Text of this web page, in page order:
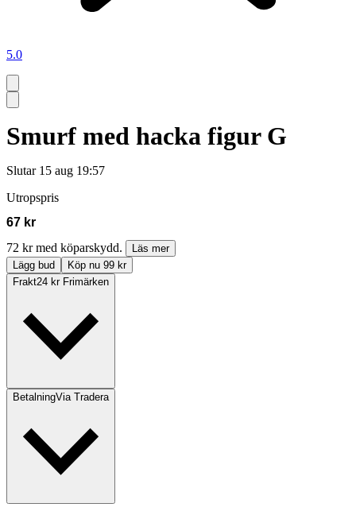
5.0
Smurf med hacka figur G
Slutar 15 aug 19:57
Utropspris
67 kr
72 kr med köparskydd.
Läs mer
Lägg bud
Köp nu 99 kr
Frakt24 kr Frimärken
BetalningVia Tradera